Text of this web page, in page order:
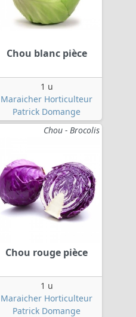
Chou blanc pièce
1 u
Maraicher Horticulteur
Patrick Domange
Chou - Brocolis
Chou rouge pièce
1 u
Maraicher Horticulteur
Patrick Domange